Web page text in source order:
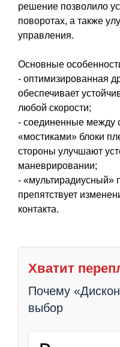
решение позволило
поворотах, а также
управления.
Основные
- оптимизированная
обеспечивает
любой скорости;
- соединенные между
«мостиками» блоки
стороны улучшают
маневрировании;
- «мультирадиусный»
препятствует
контакта.
Хватит
Почему
выбор